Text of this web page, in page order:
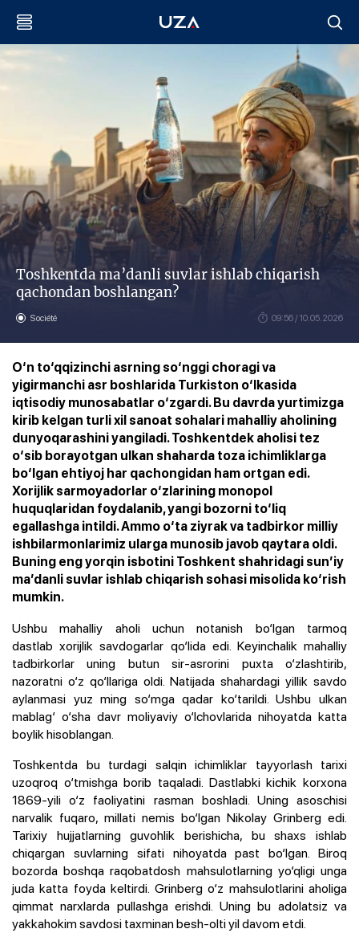
Toshkentda ma’danli suvlar ishlab chiqarish
qachondan boshlangan?
Société 09:56 / 10.05.2026
O‘n to‘qqizinchi asrning so‘nggi choragi va
yigirmanchi asr boshlarida Turkiston o‘lkasida
iqtisodiy munosabatlar o‘zgardi. Bu davrda yurtimizga
kirib kelgan turli xil sanoat sohalari mahalliy aholining
dunyoqarashini yangiladi. Toshkentdek aholisi tez
o‘sib borayotgan ulkan shaharda toza ichimliklarga
bo‘lgan ehtiyoj har qachongidan ham ortgan edi.
Xorijlik sarmoyadorlar o‘zlarining monopol
huquqlaridan foydalanib, yangi bozorni to‘liq
egallashga intildi. Ammo o‘ta ziyrak va tadbirkor milliy
ishbilarmonlarimiz ularga munosib javob qaytara oldi.
Buning eng yorqin isbotini Toshkent shahridagi sun’iy
ma’danli suvlar ishlab chiqarish sohasi misolida ko‘rish
mumkin.
Ushbu mahalliy aholi uchun notanish bo‘lgan tarmoq
dastlab xorijlik savdogarlar qo‘lida edi. Keyinchalik mahalliy
tadbirkorlar uning butun sir-asrorini puxta o‘zlashtirib,
nazoratni o‘z qo‘llariga oldi. Natijada shahardagi yillik savdo
aylanmasi yuz ming so‘mga qadar ko‘tarildi. Ushbu ulkan
mablag‘ o‘sha davr moliyaviy o‘lchovlarida nihoyatda katta
boylik hisoblangan.
Toshkentda bu turdagi salqin ichimliklar tayyorlash tarixi
uzoqroq o‘tmishga borib taqaladi. Dastlabki kichik korxona
1869-yili o‘z faoliyatini rasman boshladi. Uning asoschisi
narvalik fuqaro, millati nemis bo‘lgan Nikolay Grinberg edi.
Tarixiy hujjatlarning guvohlik berishicha, bu shaxs ishlab
chiqargan suvlarning sifati nihoyatda past bo‘lgan. Biroq
bozorda boshqa raqobatdosh mahsulotlarning yo‘qligi unga
juda katta foyda keltirdi. Grinberg o‘z mahsulotlarini aholiga
qimmat narxlarda pullashga erishdi. Uning bu adolatsiz va
yakkahokim savdosi taxminan besh-olti yil davom etdi.